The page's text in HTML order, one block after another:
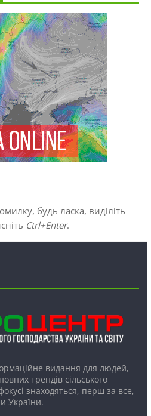
будь ласка, виділіть
Ctrl+Enter.
видання для людей,
трендів сільського
знаходяться, перш за все,
України.